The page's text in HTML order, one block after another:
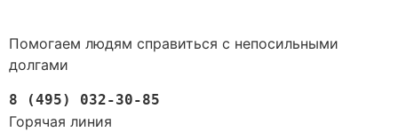
Помогаем людям справиться с непосильными
долгами
8 (495) 032-30-85
Горячая линия